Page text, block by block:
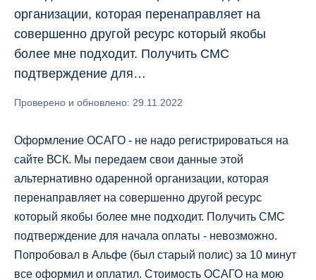
организации, которая перенаправляет на
совершенно другой ресурс который якобы
более мне подходит. Получить СМС
подтверждение для…
Проверено и обновлено: 29.11.2022
Оформление ОСАГО - не надо регистрироваться на
сайте ВСК. Мы передаем свои данные этой
альтернативно одаренной организации, которая
перенаправляет на совершенно другой ресурс
который якобы более мне подходит. Получить СМС
подтверждение для начала оплаты - невозможно.
Попробовал в Альфе (был старый полис) за 10 минут
все оформил и оплатил. Стоимость ОСАГО на мою